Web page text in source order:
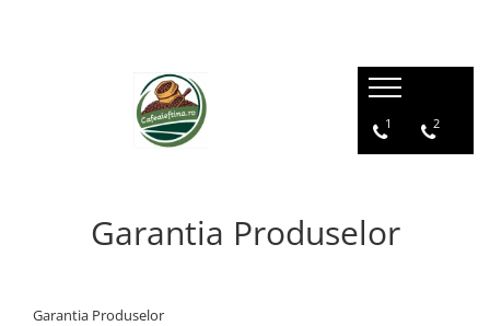
1 2
Garantia Produselor
Garantia Produselor